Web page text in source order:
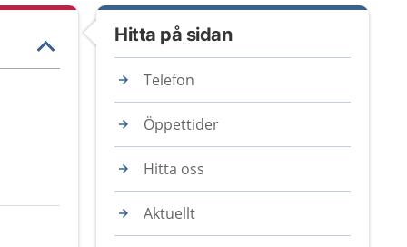
Hitta på sidan
Telefon
Öppettider
Hitta oss
Aktuellt